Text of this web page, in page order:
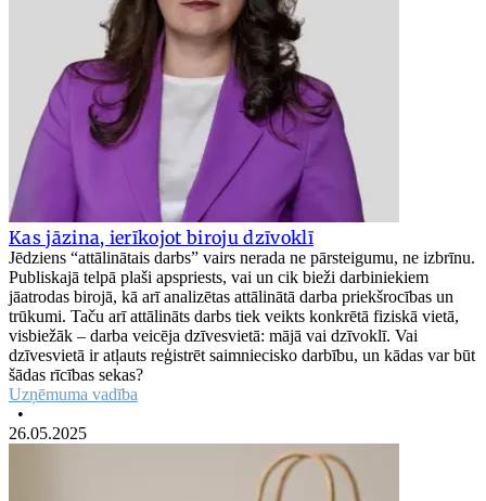
Kas jāzina, ierīkojot biroju dzīvoklī
Jēdziens “attālinātais darbs” vairs nerada ne pārsteigumu, ne izbrīnu.
Publiskajā telpā plaši apspriests, vai un cik bieži darbiniekiem
jāatrodas birojā, kā arī analizētas attālinātā darba priekšrocības un
trūkumi. Taču arī attālināts darbs tiek veikts konkrētā fiziskā vietā,
visbiežāk – darba veicēja dzīvesvietā: mājā vai dzīvoklī. Vai
dzīvesvietā ir atļauts reģistrēt saimniecisko darbību, un kādas var būt
šādas rīcības sekas?
Uzņēmuma vadība
•
26.05.2025